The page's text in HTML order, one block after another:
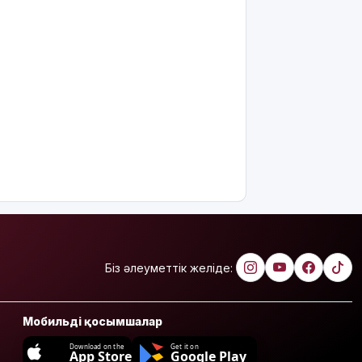
Біз әлеуметтік желіде:
Мобильді қосымшалар
Download on the
App Store
Get it on
Google Play